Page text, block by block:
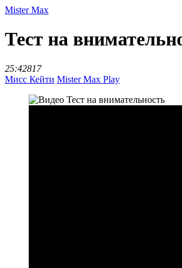
Mister Max
Тест на
25:42817
Мисс Кейти Mister Max Play